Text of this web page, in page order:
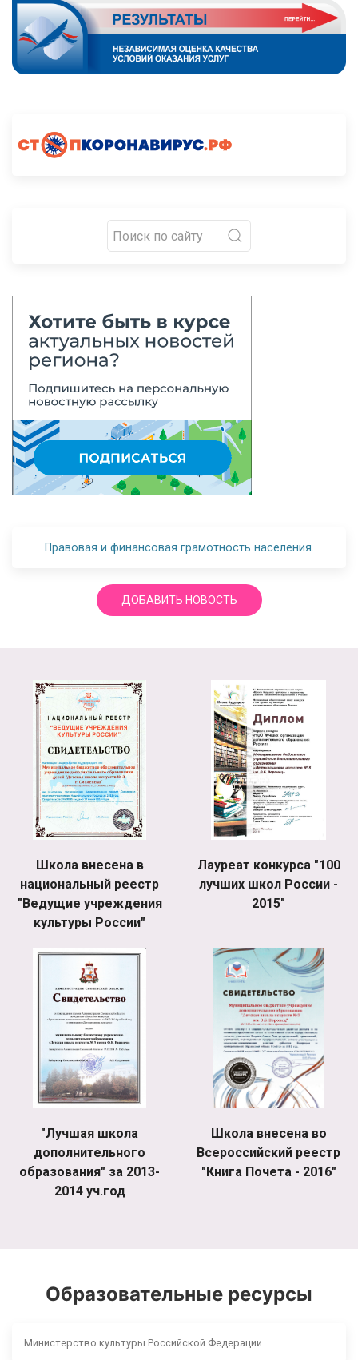
Правовая и финансовая грамотность населения.
ДОБАВИТЬ НОВОСТЬ
Школа внесена в
национальный реестр
"Ведущие учреждения
культуры России"
Лауреат конкурса "100
лучших школ России -
2015"
"Лучшая школа
дополнительного
образования" за 2013-
2014 уч.год
Школа внесена во
Всероссийский реестр
"Книга Почета - 2016"
Образовательные ресурсы
Министерство культуры Российской Федерации